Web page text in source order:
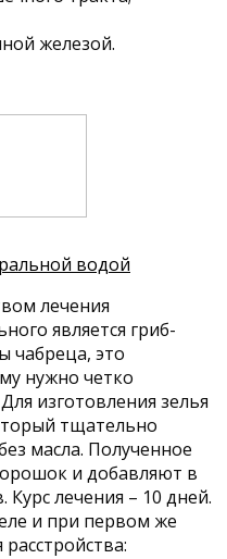
железой.
водой
лечения
является гриб-
чабреца, это
нужно четко
изготовления зелья
тщательно
масла. Полученное
и добавляют в
Курс лечения – 10 дней.
и при первом же